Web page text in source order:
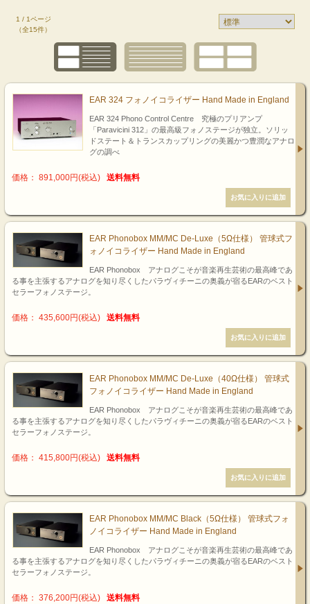
1 / 1ページ
（全15件）
EAR 324 フォノイコライザー Hand Made in England
EAR 324 Phono Control Centre 究極のプリアンプ
「Paravicini 312」の最高級フォノステージが独立。ソリッ
ドステート＆トランスカップリングの美麗かつ豊潤なアナロ
グの調べ
価格： 891,000円(税込) 送料無料
EAR Phonobox MM/MC De-Luxe（5Ω仕様） 管球式フ
ォノイコライザー Hand Made in England
EAR Phonobox アナログこそが音楽再生芸術の最高峰であ
る事を主張するアナログを知り尽くしたパラヴィチーニの奥義が宿るEARのベスト
セラーフォノステージ。
価格： 435,600円(税込) 送料無料
EAR Phonobox MM/MC De-Luxe（40Ω仕様） 管球式
フォノイコライザー Hand Made in England
EAR Phonobox アナログこそが音楽再生芸術の最高峰であ
る事を主張するアナログを知り尽くしたパラヴィチーニの奥義が宿るEARのベスト
セラーフォノステージ。
価格： 415,800円(税込) 送料無料
EAR Phonobox MM/MC Black（5Ω仕様） 管球式フォ
ノイコライザー Hand Made in England
EAR Phonobox アナログこそが音楽再生芸術の最高峰であ
る事を主張するアナログを知り尽くしたパラヴィチーニの奥義が宿るEARのベスト
セラーフォノステージ。
価格： 376,200円(税込) 送料無料